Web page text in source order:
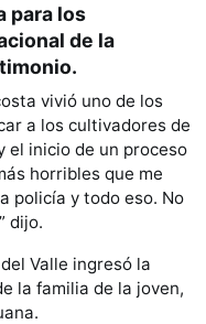
para los
de la
vivió uno de los
a los cultivadores de
el inicio de un proceso
horribles que me
policía y todo eso. No
dijo.
Valle ingresó la
la familia de la joven,